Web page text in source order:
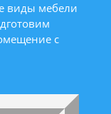
виды мебели
с